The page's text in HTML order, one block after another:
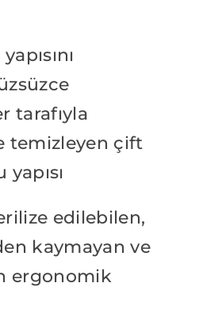
tarafıyla
temizleyen çift
edilebilen,
kaymayan ve
ergonomik